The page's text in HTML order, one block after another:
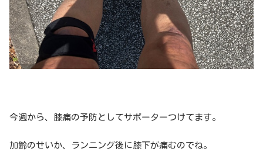
今週から、膝痛の予防としてサポーターつけてます。
加齢のせいか、ランニング後に膝下が痛むのでね。